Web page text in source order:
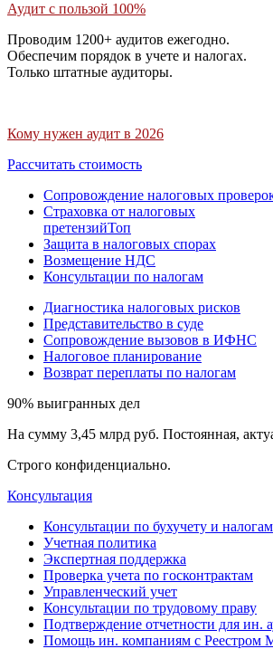
Аудит с пользой 100%
Проводим 1200+ аудитов ежегодно.
Обеспечим порядок в учете и налогах.
Только штатные аудиторы.
Кому нужен аудит в 2026
Рассчитать стоимость
Сопровождение налоговых
Страховка от налоговых
претензийТоп
Защита в налоговых спорах
Возмещение НДС
Консультации по налогам
Диагностика налоговых рисков
Представительство в суде
Сопровождение вызовов в ИФНС
Налоговое планирование
Возврат переплаты по налогам
90% выигранных дел
На сумму 3,45 млрд руб. Постоянная,
Строго конфиденциально.
Консультация
Консультации по бухучету и налогам
Учетная политика
Экспертная поддержка
Проверка учета по госконтрактам
Управленческий учет
Консультации по трудовому праву
Подтверждение отчетности для ин.
Помощь ин. компаниям с Реестром